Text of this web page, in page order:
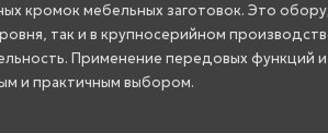
кромок мебельных заготовок. Это
так и в крупносерийном
Применение передовых функций
и практичным выбором.